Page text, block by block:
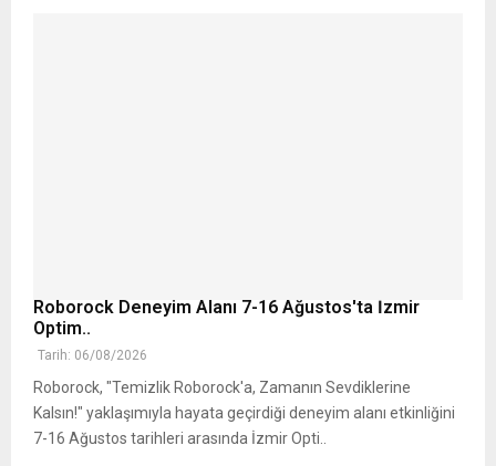
Roborock Deneyim Alanı 7-16 Ağustos'ta İzmir
Optim..
Tarih: 06/08/2026
Roborock, "Temizlik Roborock'a, Zamanın Sevdiklerine
Kalsın!" yaklaşımıyla hayata geçirdiği deneyim alanı etkinliğini
7-16 Ağustos tarihleri arasında İzmir Opti..